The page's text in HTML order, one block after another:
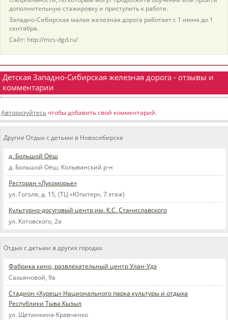
дополнительную стажировку и приступить к работе.
Западно-Сибирская малая железная дорога работает с 1 июня до 1
сентября.
Сайт: http://mzs-dgd.ru/
Детская Западно-Сибирская железная дорога - отзывы и
комментарии
Авторизуйтесь чтобы добавить свой комментарий.
Другие Отдых с детьми в Новосибирске
д. Большой Оёш
д. Большой Оёш, Колыванский р-н
Ресторан «Лукоморье»
ул. Гоголя, д. 15, (ТЦ «Юпитер», 7 этаж)
Культурно-досуговый центр им. К.С. Станиславского
ул. Котовского, 2а
Отдых с детьми в других городах
Фабрика кино, развлекательный центр Улан-Удэ
Сахьяновой, 9а
Стадион «Хуреш» Национального парка культуры и отдыха
Республики Тыва Кызыл
ул. Щетинкина-Кравченко